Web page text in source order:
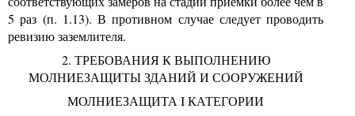
5 раз (п. 1.13). В противном случае следует проводить
ревизию заземлителя.
2. ТРЕБОВАНИЯ К ВЫПОЛНЕНИЮ
МОЛНИЕЗАЩИТЫ ЗДАНИЙ И СООРУЖЕНИЙ
МОЛНИЕЗАЩИТА I КАТЕГОРИИ